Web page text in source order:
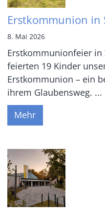
Erstkommunion in
8. Mai 2026
Erstkommunionfeier in
feierten 19 Kinder
Erstkommunion – ein
ihrem Glaubensweg. ...
Mehr